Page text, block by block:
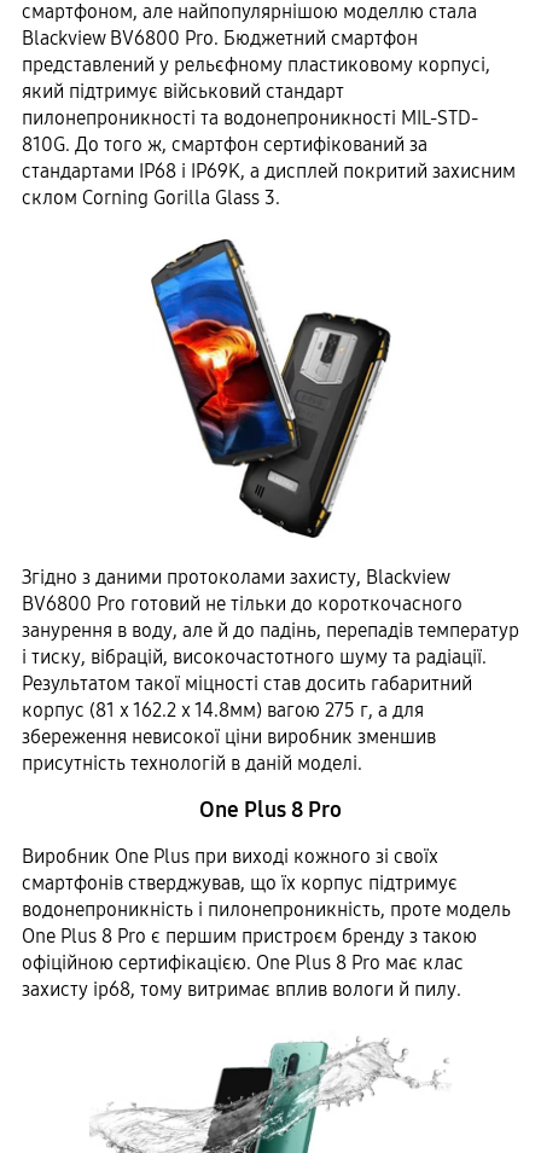
смартфоном, але найпопулярнішою моделлю стала
Blackview BV6800 Pro. Бюджетний смартфон
представлений у рельєфному пластиковому корпусі,
який підтримує військовий стандарт
пилонепроникності та водонепроникності MIL-STD-
810G. До того ж, смартфон сертифікований за
стандартами IP68 і IP69K, а дисплей покритий захисним
склом Corning Gorilla Glass 3.
Згідно з даними протоколами захисту, Blackview
BV6800 Pro готовий не тільки до короткочасного
занурення в воду, але й до падінь, перепадів температур
і тиску, вібрацій, високочастотного шуму та радіації.
Результатом такої міцності став досить габаритний
корпус (81 x 162.2 x 14.8мм) вагою 275 г, а для
збереження невисокої ціни виробник зменшив
присутність технологій в даній моделі.
One Plus 8 Pro
Виробник One Plus при виході кожного зі своїх
смартфонів стверджував, що їх корпус підтримує
водонепроникність і пилонепроникність, проте модель
One Plus 8 Pro є першим пристроєм бренду з такою
офіційною сертифікацією. One Plus 8 Pro має клас
захисту ip68, тому витримає вплив вологи й пилу.